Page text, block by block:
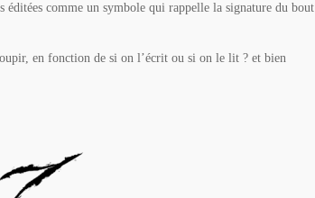
comme un symbole qui rappelle la signature du bout
en fonction de si on l’écrit ou si on le lit ? et bien